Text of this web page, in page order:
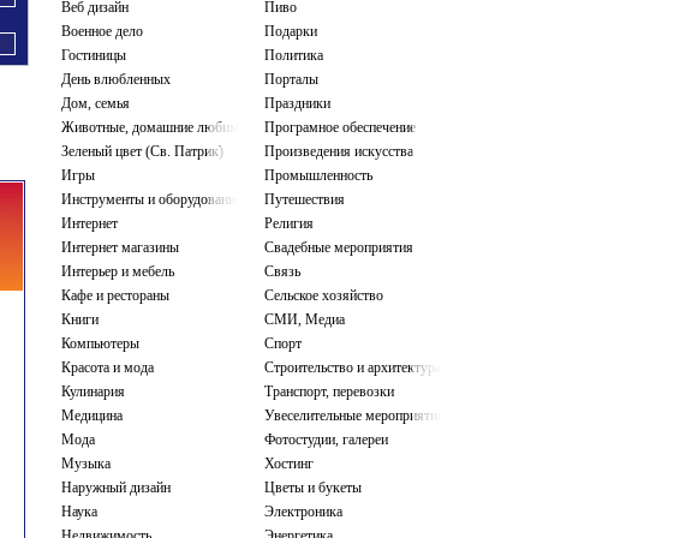
Веб дизайн
Военное дело
Гостиницы
День влюбленных
Дом, семья
Животные, домашние любимцы
Зеленый цвет (Св. Патрик)
Игры
Инструменты и оборудование
Интернет
Интернет магазины
Интерьер и мебель
Кафе и рестораны
Книги
Компьютеры
Красота и мода
Кулинария
Медицина
Мода
Музыка
Наружный дизайн
Наука
Пиво
Подарки
Политика
Порталы
Праздники
Програмное обеспечение
Произведения искусства
Промышленность
Путешествия
Религия
Свадебные мероприятия
Связь
Сельское хозяйство
СМИ, Медиа
Спорт
Строительство и архитектура
Транспорт, перевозки
Увеселительные мероприятия
Фотостудии, галереи
Хостинг
Цветы и букеты
Электроника